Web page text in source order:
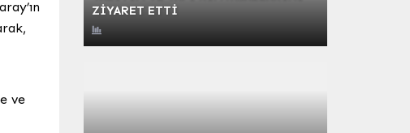
ve
ZİYARET ETTİ